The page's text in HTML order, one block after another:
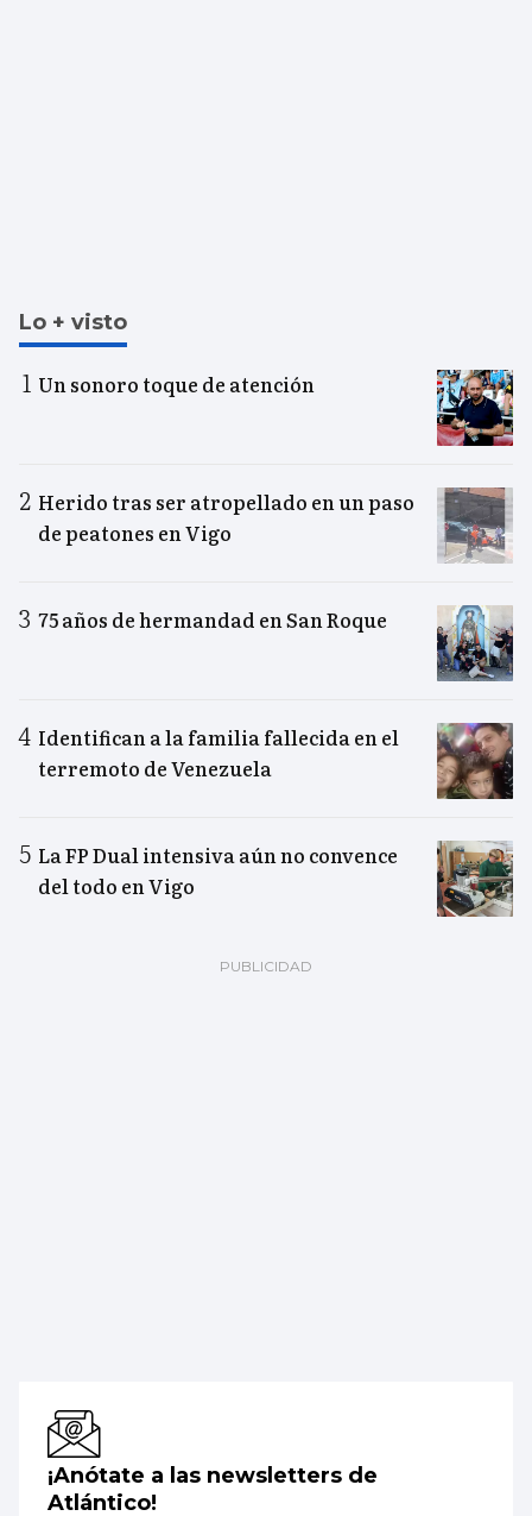
Lo + visto
Un sonoro toque de atención
Herido tras ser atropellado en un paso
de peatones en Vigo
75 años de hermandad en San Roque
Identifican a la familia fallecida en el
terremoto de Venezuela
La FP Dual intensiva aún no convence
del todo en Vigo
¡Anótate a las newsletters de
Atlántico!